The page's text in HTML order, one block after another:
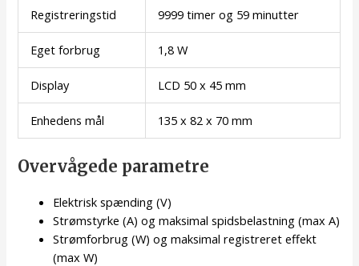
Registreringstid 9999 timer og 59 minutter
Eget forbrug 1,8 W
Display LCD 50 x 45 mm
Enhedens mål 135 x 82 x 70 mm
Overvågede parametre
Elektrisk spænding (V)
Strømstyrke (A) og maksimal spidsbelastning (max A)
Strømforbrug (W) og maksimal registreret effekt
(max W)